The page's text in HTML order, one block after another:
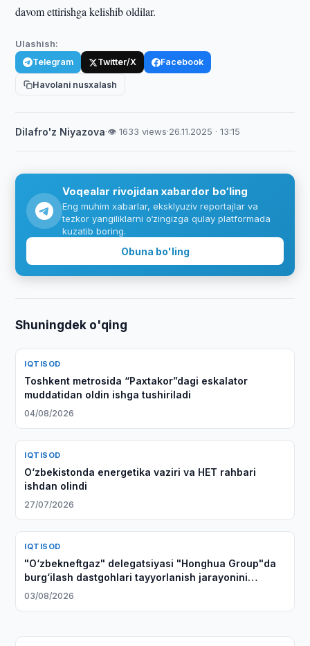
davom ettirishga kelishib oldilar.
Ulashish:
Telegram Twitter/X Facebook
Havolani nusxalash
Dilafro'z Niyazova·👁 1633 views·26.11.2025 · 13:15
Voqealar rivojidan xabardor bo‘ling
Eng muhim xabarlar, eksklyuziv reportajlar va
tezkor yangiliklarni o‘zingizga qulay platformada
kuzatib boring.
Obuna bo'ling
Shuningdek o'qing
IQTISOD
Toshkent metrosida “Paxtakor”dagi eskalator
muddatidan oldin ishga tushiriladi
04/08/2026
IQTISOD
O‘zbekistonda energetika vaziri va HET rahbari
ishdan olindi
27/07/2026
IQTISOD
"O‘zbekneftgaz" delegatsiyasi "Honghua Group"da
burg‘ilash dastgohlari tayyorlanish jarayonini
ko‘zdan kechirdi
03/08/2026